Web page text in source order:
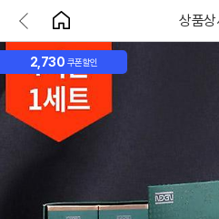
상품상
2,730 쿠폰할인